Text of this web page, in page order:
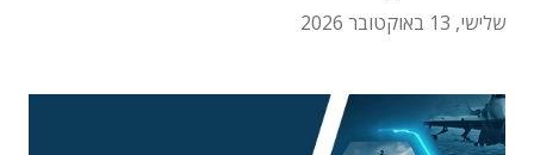
שלישי, 13 באוקטובר 2026